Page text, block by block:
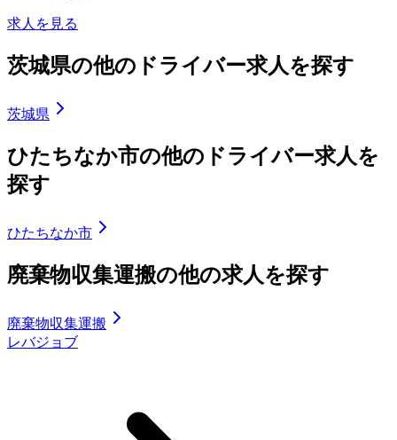
求人を見る
茨城県の他のドライバー求人を探す
茨城県
ひたちなか市の他のドライバー求人を
探す
ひたちなか市
廃棄物収集運搬の他の求人を探す
廃棄物収集運搬
レバジョブ